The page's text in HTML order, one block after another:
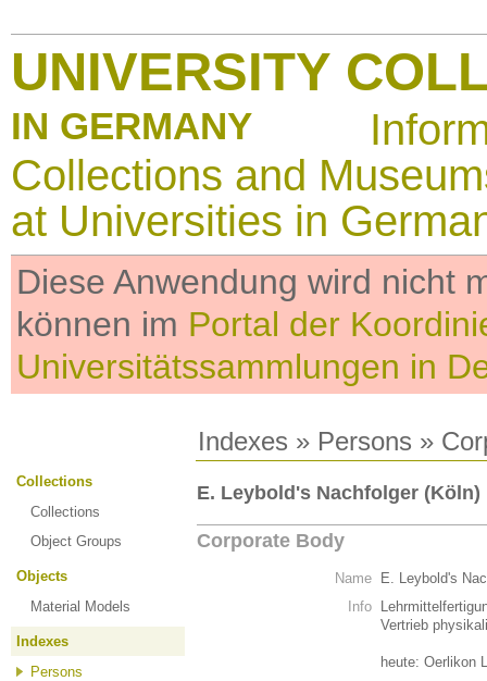
UNIVERSITY
IN GERMANY
Collections and
at Universities in
Diese Anwendung wird nicht
können im Portal der
Universitätssammlungen in
Indexes » Persons »
Collections
Collections
Object Groups
Objects
Material Models
Indexes
Persons
E. Leybold's Nachfolger (Köln)
Corporate Body
Name
E. Leybold's
Info
Vertrieb
heute: Oerlikon